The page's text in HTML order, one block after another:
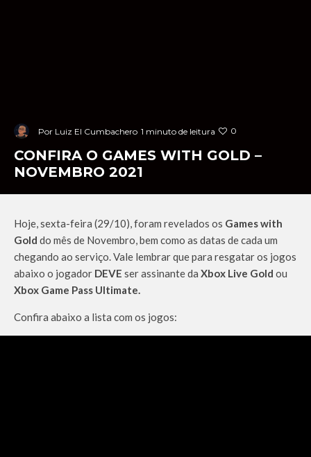
Por Luiz El Cumbachero 1 minuto de leitura 0
CONFIRA O GAMES WITH GOLD –
NOVEMBRO 2021
Hoje, sexta-feira (29/10), foram revelados os Games with
Gold do mês de Novembro, bem como as datas de cada um
chegando ao serviço. Vale lembrar que para resgatar os jogos
abaixo o jogador DEVE ser assinante da Xbox Live Gold ou
Xbox Game Pass Ultimate.
Confira abaixo a lista com os jogos: